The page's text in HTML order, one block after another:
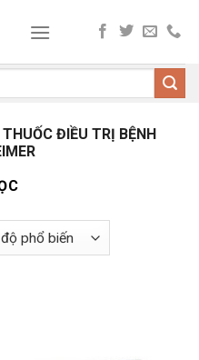
THUỐC ĐIỀU TRỊ BỆNH